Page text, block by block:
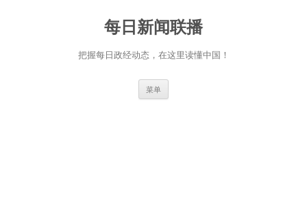
每日新闻联播
把握每日政经动态，在这里读懂中国！
菜单